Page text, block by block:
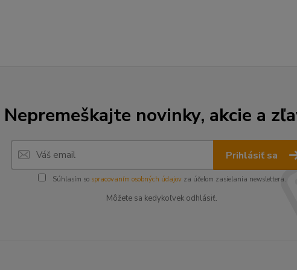
Nepremeškajte novinky, akcie a
Prihlásiť sa
Súhlasím so spracovaním osobných údajovza účelom zasielania newslettera.
Môžete sa kedykoľvek odhlásiť.